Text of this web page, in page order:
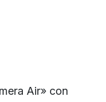
Air» con